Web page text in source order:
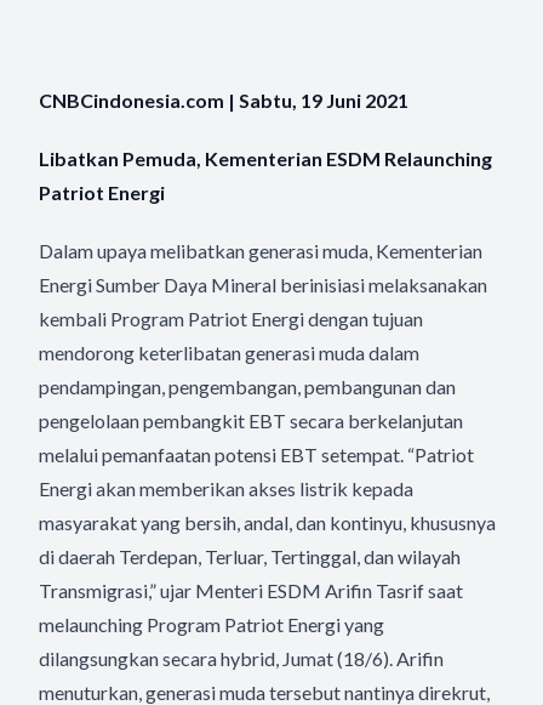
CNBCindonesia.com | Sabtu, 19 Juni 2021
Libatkan Pemuda, Kementerian ESDM Relaunching
Patriot Energi
Dalam upaya melibatkan generasi muda, Kementerian
Energi Sumber Daya Mineral berinisiasi melaksanakan
kembali Program Patriot Energi dengan tujuan
mendorong keterlibatan generasi muda dalam
pendampingan, pengembangan, pembangunan dan
pengelolaan pembangkit EBT secara berkelanjutan
melalui pemanfaatan potensi EBT setempat. “Patriot
Energi akan memberikan akses listrik kepada
masyarakat yang bersih, andal, dan kontinyu, khususnya
di daerah Terdepan, Terluar, Tertinggal, dan wilayah
Transmigrasi,” ujar Menteri ESDM Arifin Tasrif saat
melaunching Program Patriot Energi yang
dilangsungkan secara hybrid, Jumat (18/6). Arifin
menuturkan, generasi muda tersebut nantinya direkrut,